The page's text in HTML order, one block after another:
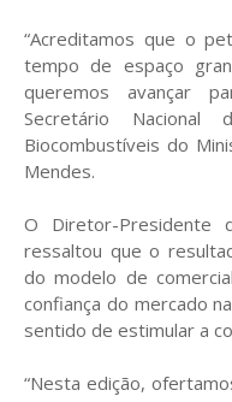
“Acreditamos que o
tempo de espaço
queremos avançar
Secretário
Biocombustíveis do
Mendes.
O Diretor-Presidente
ressaltou que o
do modelo de
confiança do mercado
sentido de estimular a
“Nesta edição,